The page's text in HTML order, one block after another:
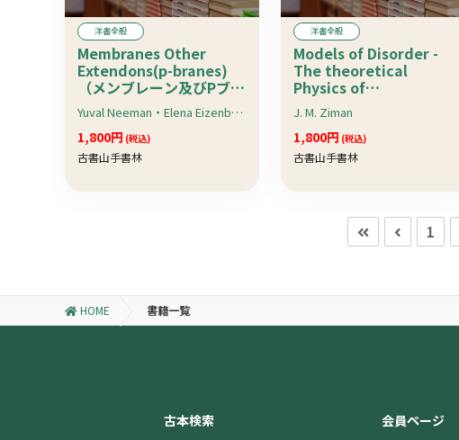
洋書全般
Membranes Other
Extendons(p-branes)
（メンブレーン及びPブレ
ーン） : World
Scientific Lecture
Notes in Physics-Vol.39
Yuval Neeman・Elena Eizenberg
1,800円 (税込)
古書山手書林
洋書全般
Models of Disorder -
The theoretical
Physics of
Homogeneously
Disordered Systems-
（乱雑のモデル）
J. M. Ziman
1,800円 (税込)
古書山手書林
1
HOME 書籍一覧
古本検索 会員ページ